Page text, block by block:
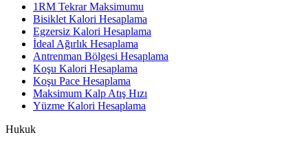
1RM Tekrar Maksimumu
Bisiklet Kalori Hesaplama
Egzersiz Kalori Hesaplama
İdeal Ağırlık Hesaplama
Antrenman Bölgesi Hesaplama
Koşu Kalori Hesaplama
Koşu Pace Hesaplama
Maksimum Kalp Atış Hızı
Yüzme Kalori Hesaplama
Hukuk